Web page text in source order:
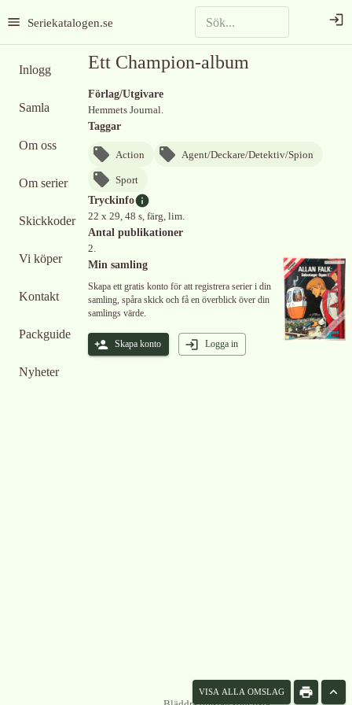
Seriekatalogen.se
Inlogg
Samla
Om oss
Om serier
Skickkoder
Vi köper
Kontakt
Packguide
Nyheter
Ett Champion-album
Förlag/Utgivare
Hemmets Journal.
Taggar
Action Agent/Deckare/Detektiv/Spion
Sport
Tryckinfo
22 x 29, 48 s, färg, lim.
Antal publikationer
2.
Min samling
Skapa ett gratis konto för att registrera serier i din
samling, spåra skick och få en överblick över din
samlings värde.
Skapa konto Logga in
VISA ALLA OMSLAG